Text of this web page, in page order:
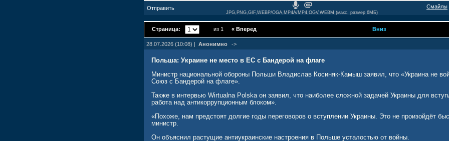
Смайлы
JPG,PNG,GIF,WEBP/OGA,MP4A/MP4,OGV,WEBM (макс. размер 6МБ)
Страница: из 1 « Вперед Вниз
28.07.2026 (10:08) | Анонимно ->
Польша: Украине не место в ЕС с Бандерой на флаге
Министр национальной обороны Польши Владислав Косиняк-Камыш заявил, что «Украина не
Союз с Бандерой на флаге».
Также в интервью Wirtualna Polska он заявил, что наиболее сложной задачей Украины для
работа над антикоррупционным блоком».
«Похоже, нам предстоят долгие годы переговоров о вступлении Украины. Это не произойдёт
министр.
Он объяснил растущие антиукраинские настроения в Польше усталостью от войны.